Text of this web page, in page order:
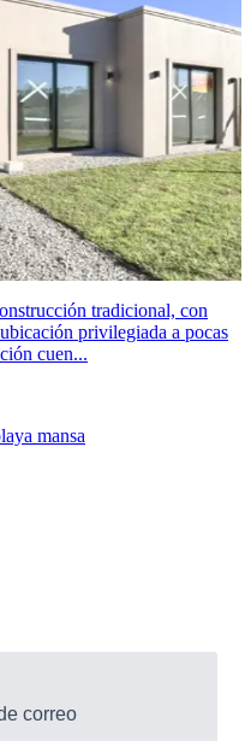
tradicional, con
privilegiada a pocas
cuen...
mansa